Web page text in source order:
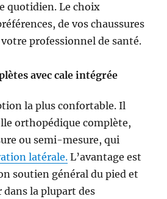
quotidien. Le choix
de vos chaussures
professionnel de santé.
avec cale intégrée
la plus confortable. Il
orthopédique complète,
ou semi-mesure, qui
latérale. L’avantage est
soutien général du pied et
dans la plupart des